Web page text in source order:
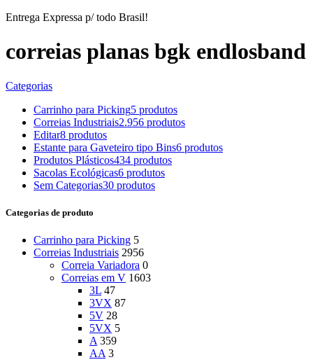
Entrega Expressa p/ todo Brasil!
correias planas bgk endlosband
Categorias
Carrinho para Picking5 produtos
Correias Industriais2.956 produtos
Editar8 produtos
Estante para Gaveteiro tipo Bins6 produtos
Produtos Plásticos434 produtos
Sacolas Ecológicas6 produtos
Sem Categorias30 produtos
Categorias de produto
Carrinho para Picking 5
Correias Industriais 2956
Correia Variadora 0
Correias em V 1603
3L 47
3VX 87
5V 28
5VX 5
A 359
AA 3